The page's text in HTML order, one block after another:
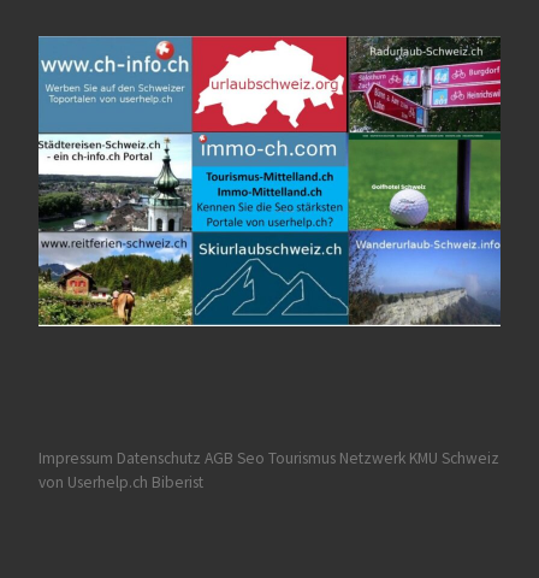
Impressum Datenschutz AGB Seo Tourismus Netzwerk KMU Schweiz
von Userhelp.ch Biberist